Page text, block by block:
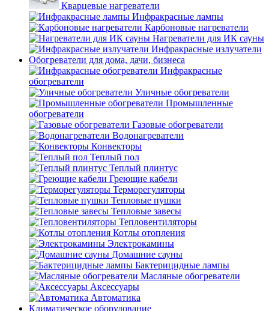
Кварцевые нагреватели
Инфракрасные лампы
Карбоновые нагреватели
Нагреватели для ИК сауны
Инфракрасные излучатели
Обогреватели для дома, дачи, бизнеса
Инфракрасные
обогреватели
Уличные обогреватели
Промышленные
обогреватели
Газовые обогреватели
Водонагреватели
Конвекторы
Теплый пол
Теплый плинтус
Греющие кабели
Терморегуляторы
Тепловые пушки
Тепловые завесы
Тепловентиляторы
Котлы отопления
Электрокамины
Домашние сауны
Бактерицидные лампы
Масляные обогреватели
Аксессуары
Автоматика
Климатическое оборудование